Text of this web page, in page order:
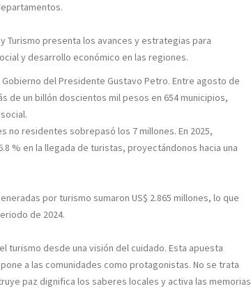
Turismo presenta los avances y estrategias para
y desarrollo económico en las regiones.
del Presidente Gustavo Petro. Entre agosto de
de un billón doscientos mil pesos en 654 municipios,
no residentes sobrepasó los 7 millones. En 2025,
% en la llegada de turistas, proyectándonos hacia una
por turismo sumaron US$ 2.865 millones, lo que
de 2024.
turismo desde una visión del cuidado. Esta apuesta
a las comunidades como protagonistas. No se trata
paz dignifica los saberes locales y activa las memorias